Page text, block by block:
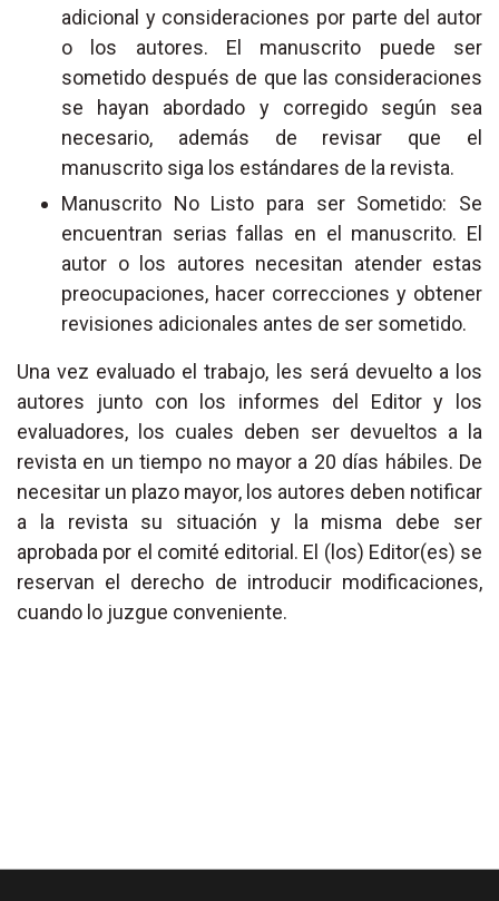
adicional y consideraciones por parte del autor
o los autores. El manuscrito puede ser
sometido después de que las consideraciones
se hayan abordado y corregido según sea
necesario, además de revisar que el
manuscrito siga los estándares de la revista.
Manuscrito No Listo para ser Sometido: Se
encuentran serias fallas en el manuscrito. El
autor o los autores necesitan atender estas
preocupaciones, hacer correcciones y obtener
revisiones adicionales antes de ser sometido.
Una vez evaluado el trabajo, les será devuelto a los
autores junto con los informes del Editor y los
evaluadores, los cuales deben ser devueltos a la
revista en un tiempo no mayor a 20 días hábiles. De
necesitar un plazo mayor, los autores deben notificar
a la revista su situación y la misma debe ser
aprobada por el comité editorial. El (los) Editor(es) se
reservan el derecho de introducir modificaciones,
cuando lo juzgue conveniente.